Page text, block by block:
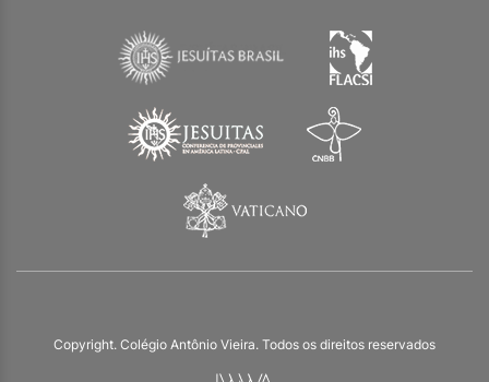
Copyright. Colégio Antônio Vieira. Todos os direitos reservados